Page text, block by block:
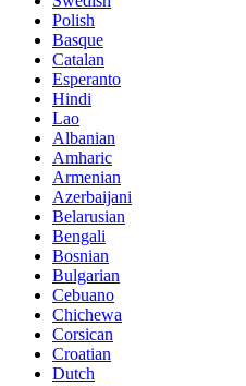
Polish
Basque
Catalan
Esperanto
Hindi
Lao
Albanian
Amharic
Armenian
Azerbaijani
Belarusian
Bengali
Bosnian
Bulgarian
Cebuano
Chichewa
Corsican
Croatian
Dutch